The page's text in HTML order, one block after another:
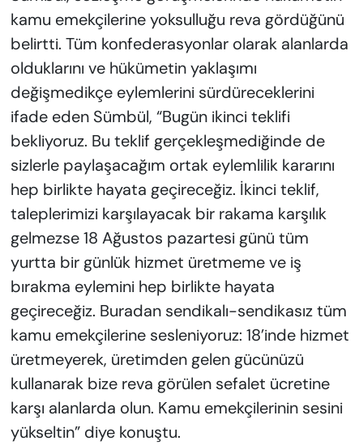
kamu emekçilerine yoksulluğu reva gördüğünü
belirtti. Tüm konfederasyonlar olarak alanlarda
olduklarını ve hükümetin yaklaşımı
değişmedikçe eylemlerini sürdüreceklerini
ifade eden Sümbül, “Bugün ikinci teklifi
bekliyoruz. Bu teklif gerçekleşmediğinde de
sizlerle paylaşacağım ortak eylemlilik kararını
hep birlikte hayata geçireceğiz. İkinci teklif,
taleplerimizi karşılayacak bir rakama karşılık
gelmezse 18 Ağustos pazartesi günü tüm
yurtta bir günlük hizmet üretmeme ve iş
bırakma eylemini hep birlikte hayata
geçireceğiz. Buradan sendikalı-sendikasız tüm
kamu emekçilerine sesleniyoruz: 18’inde hizmet
üretmeyerek, üretimden gelen gücünüzü
kullanarak bize reva görülen sefalet ücretine
karşı alanlarda olun. Kamu emekçilerinin sesini
yükseltin” diye konuştu.